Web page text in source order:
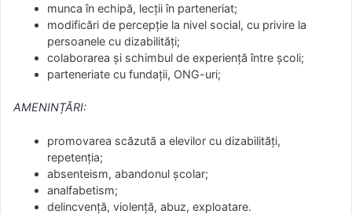
munca în echipă, lecții în parteneriat;
modificări de percepție la nivel social, cu privire la
persoanele cu dizabilități;
colaborarea și schimbul de experiență între școli;
parteneriate cu fundații, ONG-uri;
AMENINȚĂRI:
promovarea scăzută a elevilor cu dizabilități,
repetenția;
absenteism, abandonul școlar;
analfabetism;
delincvență, violență, abuz, exploatare.